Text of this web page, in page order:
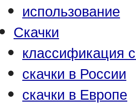
использование
Скачки
классификация
скачки в России
скачки в Европе